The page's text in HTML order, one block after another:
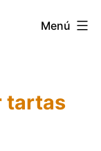
Menú
tartas